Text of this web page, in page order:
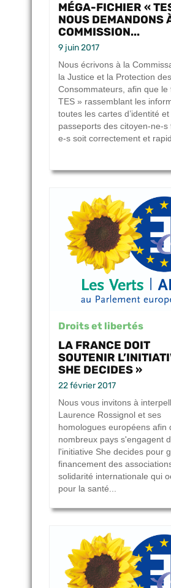
MÉGA-FICHIER «
NOUS DEMANDONS
COMMISSION...
9 juin 2017
Nous écrivons à la
la Justice et la Protection des
Consommateurs, afin que le
TES » rassemblant les
toutes les cartes d’identité et
passeports des citoyen-ne-s
e-s soit correctement et
Droits et libertés
LA FRANCE DOIT
SOUTENIR
SHE DECIDES »
22 février 2017
Nous vous invitons à
Laurence Rossignol et ses
homologues européens afin
nombreux pays s'engagent
l'initiative She decides pour
financement des
solidarité internationale qui
pour la santé...